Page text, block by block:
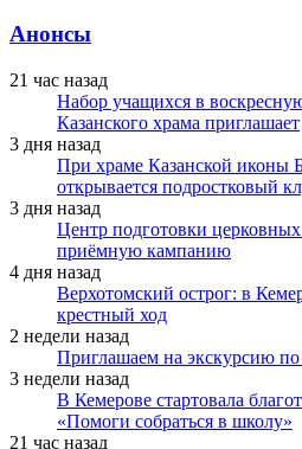
Анонсы
21 час назад
Набор учащихся в
Казанского храма приглашает
3 дня назад
При храме Казанской иконы
открывается подростковый
3 дня назад
Центр подготовки
приёмную кампанию
4 дня назад
Верхотомский острог: в
крестный ход
2 недели назад
Приглашаем на экскурсию
3 недели назад
В Кемерове стартовала
«Помоги собраться в школу»
21 час назад